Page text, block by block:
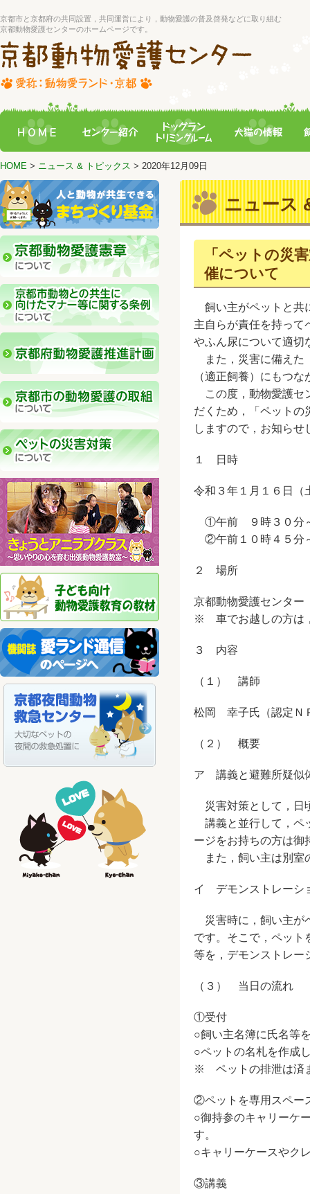
京都市と京都府の共同設置，共同運営により，動物愛護の普及啓発などに取り組む
京都動物愛護センターのホームページです。
HOME > ニュース & トピックス > 2020年12月09日
ニュース
「ペットの災
催について
飼い主がペットと共
主自らが責任を持って
やふん尿について適切
また，災害に備えた
（適正飼養）にもつな
この度，動物愛護セ
だくため，「ペットの
しますので，お知らせ
１ 日時
令和３年１月１６日（
①午前 ９時３０分
②午前１０時４５分
２ 場所
京都動物愛護センター
※ 車でお越しの方は
３ 内容
（１） 講師
松岡 幸子氏（認定Ｎ
（２） 概要
ア 講義と避難所疑似
災害対策として，日
講義と並行して，ペ
ージをお持ちの方は御
また，飼い主は別室
イ デモンストレーシ
災害時に，飼い主が
です。そこで，ペット
等を，デモンストレー
（３） 当日の流れ
①受付
○飼い主名簿に氏名等
○ペットの名札を作成
※ ペットの排泄は済
②ペットを専用スペー
○御持参のキャリーケ
す。
○キャリーケースやク
③講義